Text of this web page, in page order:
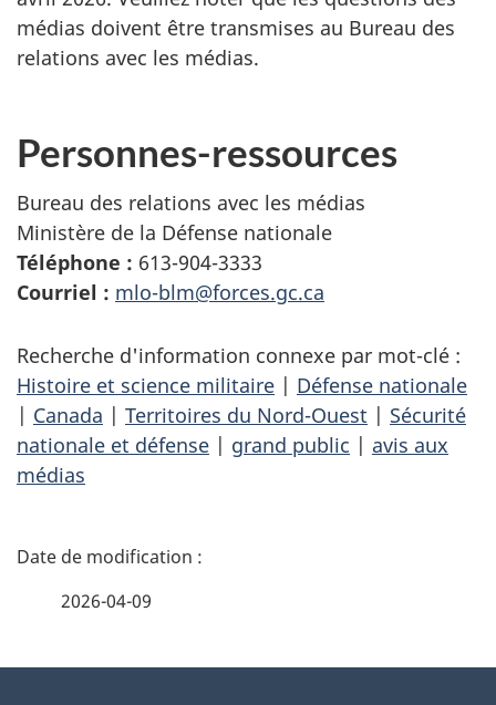
médias doivent être transmises au Bureau des
relations avec les médias.
Personnes-ressources
Bureau des relations avec les médias
Ministère de la Défense nationale
Téléphone : 613-904-3333
Courriel : mlo-blm@forces.gc.ca
Recherche d'information connexe par mot-clé :
Histoire et science militaire | Défense nationale
| Canada | Territoires du Nord-Ouest | Sécurité
nationale et défense | grand public | avis aux
médias
D
2026-04-09